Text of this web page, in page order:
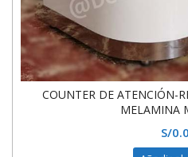
COUNTER DE ATENCIÓN-
MELAMINA
S/